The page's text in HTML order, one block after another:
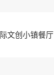
文创小镇餐厅